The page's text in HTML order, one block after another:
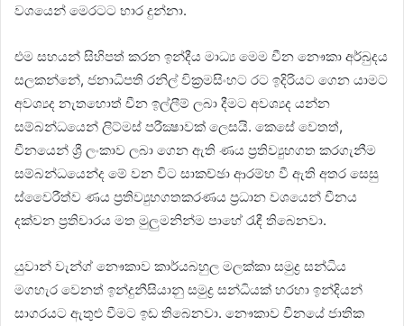
වශයෙන් මෙරටට භාර දුන්නා.
එම සහයන් සිහිපත් කරන ඉන්දීය මාධ්‍ය මෙම චීන නෞකා අර්බුදය
සලකන්නේ, ජනාධිපති රනිල් වික්‍රමසිංහට රට ඉදිරියට ගෙන යාමට
අවශ්‍යද නැතහොත් චීන ඉල්ලීම් ලබා දීමට අවශ්‍යද යන්න
සම්බන්ධයෙන් ලිට්මස් පරීක්‍ෂාවක් ලෙසයි. කෙසේ වෙතත්,
චීනයෙන් ශ්‍රී ලංකාව ලබා ගෙන ඇති ණය ප්‍රතිව්‍යුහගත කරගැනීම
සම්බන්ධයෙන්ද මේ වන විට සාකච්ඡා ආරම්භ වී ඇති අතර සෙසු
ස්වෛරීත්ව ණය ප්‍රතිව්‍යුහගතකරණය ප්‍රධාන වශයෙන් චීනය
දක්වන ප්‍රතිචාරය මත මුලුමනින්ම පාහේ රැඳී තිබෙනවා.
යුවාන් වැන්ග් නෞකාව කාර්යබහුල මලක්කා සමුද්‍ර සන්ධිය
මගහැර වෙනත් ඉන්දුනීසියානු සමුද්‍ර සන්ධියක් හරහා ඉන්දියන්
සාගරයට ඇතුළු වීමට ඉඩ තිබෙනවා. නෞකාව චීනයේ ජාතික